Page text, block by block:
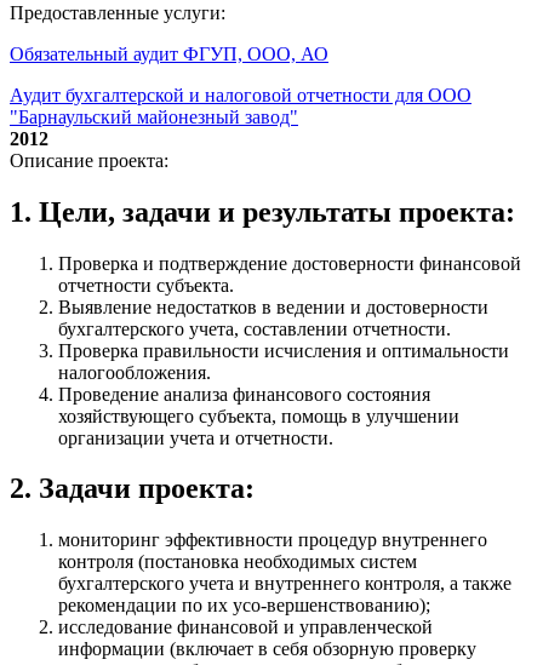
Предоставленные услуги:
Обязательный аудит ФГУП, ООО, АО
Аудит бухгалтерской и налоговой отчетности для ООО
"Барнаульский майонезный завод"
2012
Описание проекта:
1. Цели, задачи и результаты проекта:
Проверка и подтверждение достоверности финансовой
отчетности субъекта.
Выявление недостатков в ведении и достоверности
бухгалтерского учета, составлении отчетности.
Проверка правильности исчисления и оптимальности
налогообложения.
Проведение анализа финансового состояния
хозяйствующего субъекта, помощь в улучшении
организации учета и отчетности.
2. Задачи проекта:
мониторинг эффективности процедур внутреннего
контроля (постановка необходимых систем
бухгалтерского учета и внутреннего контроля, а также
рекомендации по их усо-вершенствованию);
исследование финансовой и управленческой
информации (включает в себя обзорную проверку